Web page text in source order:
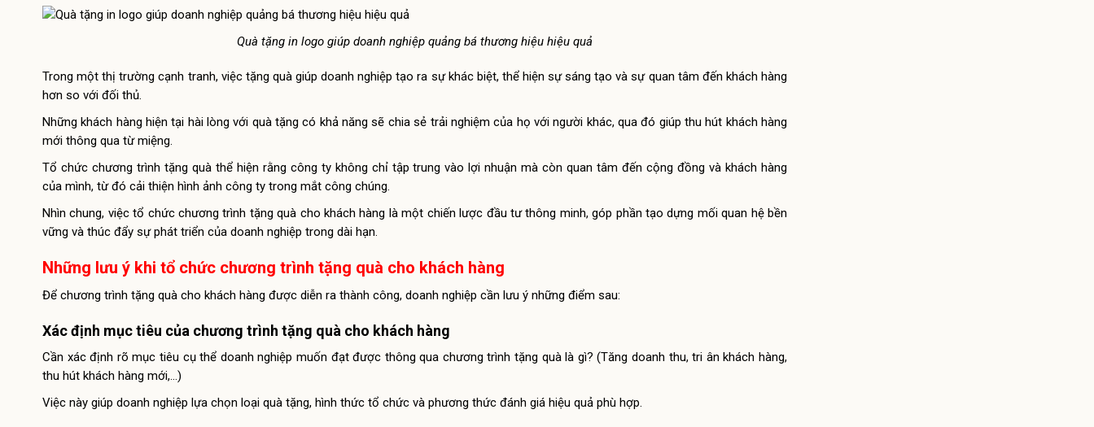
Quà tặng in logo giúp doanh nghiệp quảng bá thương hiệu hiệu quả
Trong một thị trường cạnh tranh, việc tặng quà giúp doanh nghiệp tạo ra sự khác biệt, thể hiện sự sáng tạo và sự quan tâm đến khách hàng
hơn so với đối thủ.
Những khách hàng hiện tại hài lòng với quà tặng có khả năng sẽ chia sẻ trải nghiệm của họ với người khác, qua đó giúp thu hút khách hàng
mới thông qua từ miệng.
Tổ chức chương trình tặng quà thể hiện rằng công ty không chỉ tập trung vào lợi nhuận mà còn quan tâm đến cộng đồng và khách hàng
của mình, từ đó cải thiện hình ảnh công ty trong mắt công chúng.
Nhìn chung, việc tổ chức chương trình tặng quà cho khách hàng là một chiến lược đầu tư thông minh, góp phần tạo dựng mối quan hệ bền
vững và thúc đẩy sự phát triển của doanh nghiệp trong dài hạn.
Những lưu ý khi tổ chức chương trình tặng quà cho khách hàng
Để chương trình tặng quà cho khách hàng được diễn ra thành công, doanh nghiệp cần lưu ý những điểm sau:
Xác định mục tiêu của chương trình tặng quà cho khách hàng
Cần xác định rõ mục tiêu cụ thể doanh nghiệp muốn đạt được thông qua chương trình tặng quà là gì? (Tăng doanh thu, tri ân khách hàng,
thu hút khách hàng mới,…)
Việc này giúp doanh nghiệp lựa chọn loại quà tặng, hình thức tổ chức và phương thức đánh giá hiệu quả phù hợp.